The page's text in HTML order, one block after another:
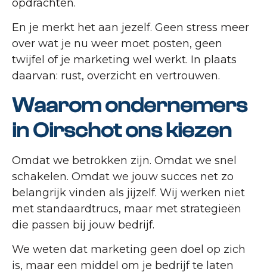
opdrachten.
En je merkt het aan jezelf. Geen stress meer
over wat je nu weer moet posten, geen
twijfel of je marketing wel werkt. In plaats
daarvan: rust, overzicht en vertrouwen.
Waarom ondernemers
in Oirschot ons kiezen
Omdat we betrokken zijn. Omdat we snel
schakelen. Omdat we jouw succes net zo
belangrijk vinden als jijzelf. Wij werken niet
met standaardtrucs, maar met strategieën
die passen bij jouw bedrijf.
We weten dat marketing geen doel op zich
is, maar een middel om je bedrijf te laten